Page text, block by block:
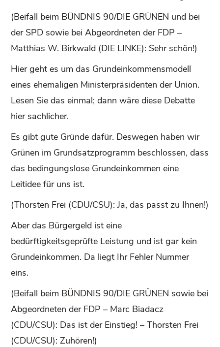
(Beifall beim BÜNDNIS 90/DIE GRÜNEN und bei
der SPD sowie bei Abgeordneten der FDP –
Matthias W. Birkwald (DIE LINKE): Sehr schön!)
Hier geht es um das Grundeinkommensmodell
eines ehemaligen Ministerpräsidenten der Union.
Lesen Sie das einmal; dann wäre diese Debatte
hier sachlicher.
Es gibt gute Gründe dafür. Deswegen haben wir
Grünen im Grundsatzprogramm beschlossen, dass
das bedingungslose Grundeinkommen eine
Leitidee für uns ist.
(Thorsten Frei (CDU/CSU): Ja, das passt zu Ihnen!)
Aber das Bürgergeld ist eine
bedürftigkeitsgeprüfte Leistung und ist gar kein
Grundeinkommen. Da liegt Ihr Fehler Nummer
eins.
(Beifall beim BÜNDNIS 90/DIE GRÜNEN sowie bei
Abgeordneten der FDP – Marc Biadacz
(CDU/CSU): Das ist der Einstieg! – Thorsten Frei
(CDU/CSU): Zuhören!)